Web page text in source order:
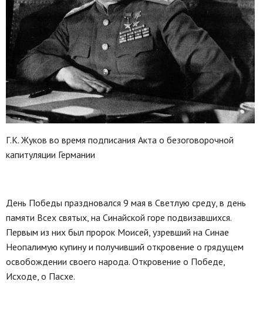
Г.К. Жуков во время подписания Акта о безоговорочной
капитуляции Германии
День Победы праздновался 9 мая в Светлую среду, в день
памяти Всех святых, на Синайской горе подвизавшихся.
Первым из них был пророк Моисей, узревший на Синае
Неопалимую купину и получивший откровение о грядущем
освобождении своего народа. Откровение о Победе,
Исходе, о Пасхе.